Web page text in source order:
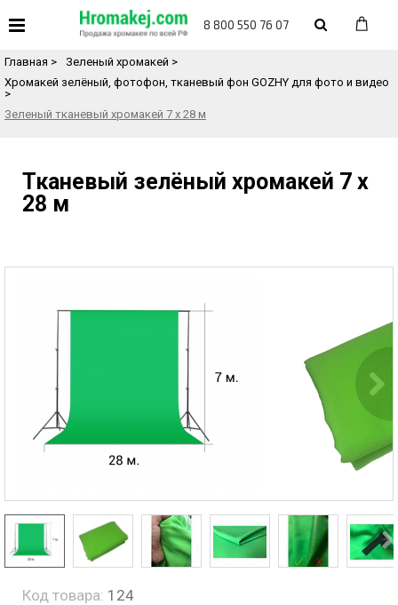
8 800 550 76 07
Назад в каталог товаров
Главная > Зеленый хромакей >
Хромакей зелёный, фотофон, тканевый фон GOZHY для фото и видео
>
Зеленый тканевый хромакей 7 х 28 м
Тканевый зелёный хромакей 7 х
28 м
Код товара: 124